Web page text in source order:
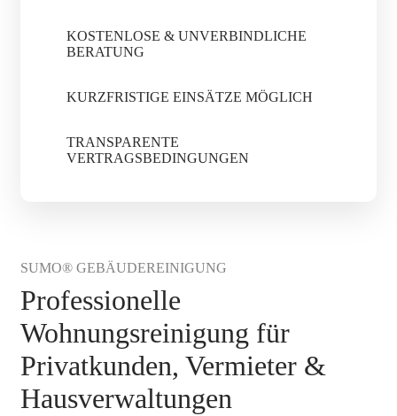
KOSTENLOSE & UNVERBINDLICHE
BERATUNG
KURZFRISTIGE EINSÄTZE MÖGLICH
TRANSPARENTE
VERTRAGSBEDINGUNGEN
SUMO® GEBÄUDEREINIGUNG
Professionelle
Wohnungsreinigung für
Privatkunden, Vermieter &
Hausverwaltungen